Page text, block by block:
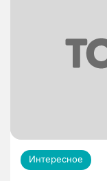
Интересное